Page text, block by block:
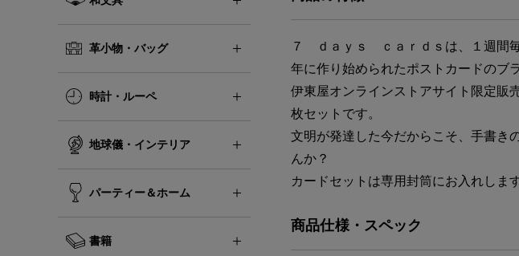
革小物・バッグ
時計・ルーペ
地球儀・インテリア
パーティー＆ホーム
書籍
７ ｄａｙｓ ｃａｒｄｓは、１週間
年に作り始められたポストカードのブ
伊東屋オンラインストアサイト限定販
枚セットです。
文明が発達した今だからこそ、手書き
んか？
カードセットは専用封筒にお入れします
商品仕様・スペック